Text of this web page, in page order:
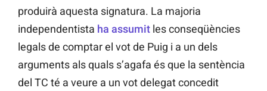
produirà aquesta signatura. La majoria
independentista ha assumit les conseqüències
legals de comptar el vot de Puig i a un dels
arguments als quals s’agafa és que la sentència
del TC té a veure a un vot delegat concedit